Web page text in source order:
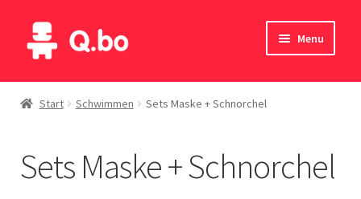
Skip
to
Skip
to
Menu
Home
Produkte
Start Schwimmen Sets Maske + Schnorchel
Sets Maske + Schnorchel